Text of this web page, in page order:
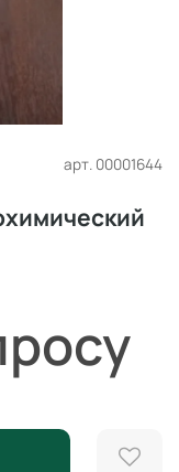
арт. 00001644